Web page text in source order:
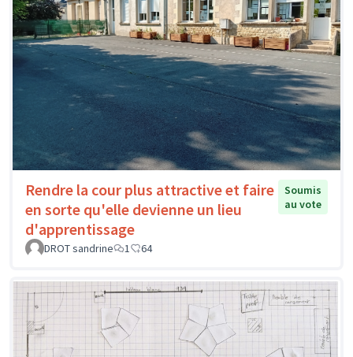
Rendre la cour plus attractive et faire
en sorte qu'elle devienne un lieu
d'apprentissage
Soumis
au vote
DROT sandrine 1 64